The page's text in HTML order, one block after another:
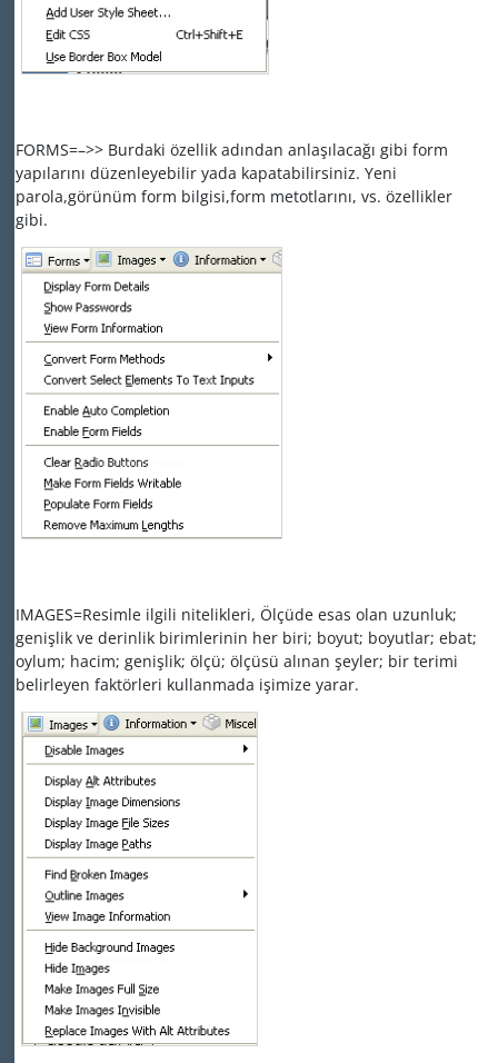
FORMS=–>> Burdaki özellik adından anlaşılacağı gibi form
yapılarını düzenleyebilir yada kapatabilirsiniz. Yeni
parola,görünüm form bilgisi,form metotlarını, vs. özellikler
gibi.
IMAGES=Resimle ilgili nitelikleri, Ölçüde esas olan uzunluk;
genişlik ve derinlik birimlerinin her biri; boyut; boyutlar; ebat;
oylum; hacim; genişlik; ölçü; ölçüsü alınan şeyler; bir terimi
belirleyen faktörleri kullanmada işimize yarar.